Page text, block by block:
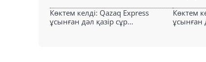
Көктем келді: Qazaq Express
ұсынған дәл қазір сұр...
Көктем
ұсынған